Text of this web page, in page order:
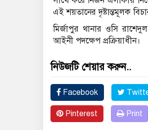
এই শয়তানের দৃষ্টান্তমূলক
মির্জাপুর থানার ওসি
আইনী পদক্ষেপ প্রক্রিয়াধীন।
নিউজটি শেয়ার করুন..
Facebook
Pinterest Print